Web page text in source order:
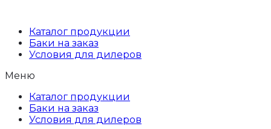
Каталог продукции
Баки на заказ
Условия для дилеров
Меню
Каталог продукции
Баки на заказ
Условия для дилеров